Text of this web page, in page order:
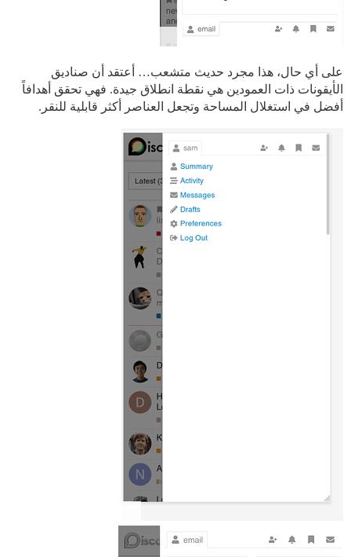
على أي حال، هذا مجرد حديث متشعب… أعتقد أن صناديق
الأيقونات ذات العمودين هي نقطة انطلاق جيدة. فهي تحقق أهدافاً
أفضل في استغلال المساحة وتجعل العناصر أكثر قابلية للنقر.